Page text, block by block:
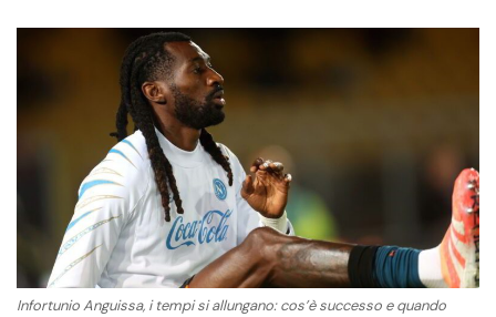
Infortunio Anguissa, i tempi si allungano: cos’è successo e quando